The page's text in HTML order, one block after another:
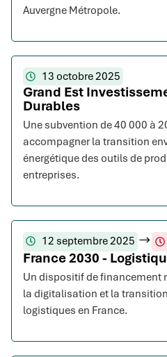
Auvergne Métropole.
13 octobre 2025
Grand Est
Durables
Une subvention de 40 000 à
accompagner la transition
énergétique des outils de
entreprises.
12 septembre 2025
France 2030 -
Un dispositif de financement
la digitalisation et la
logistiques en France.